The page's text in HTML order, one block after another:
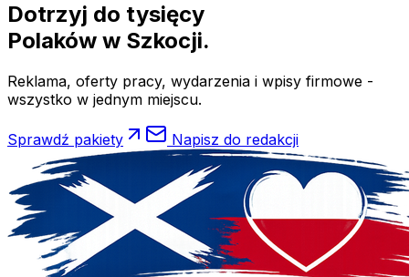
Dotrzyj do tysięcy
Polaków w Szkocji.
Reklama, oferty pracy, wydarzenia i wpisy firmowe -
wszystko w jednym miejscu.
Sprawdź pakiety Napisz do redakcji